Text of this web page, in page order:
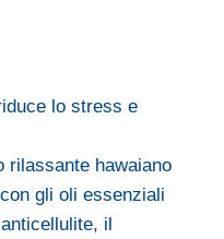
lo stress e
rilassante hawaiano
gli oli essenziali
il